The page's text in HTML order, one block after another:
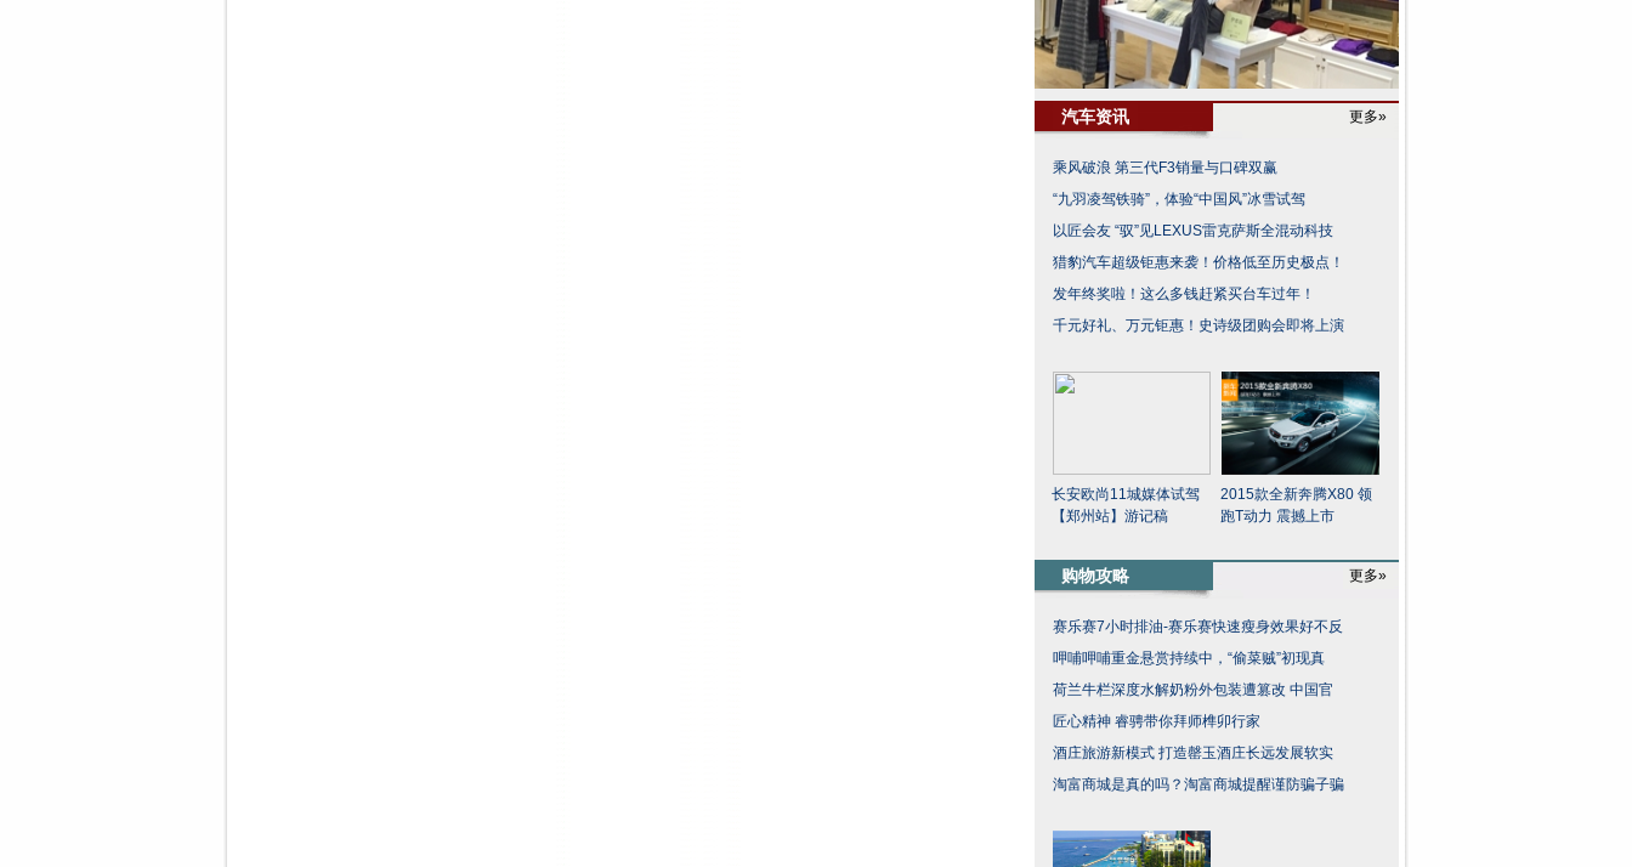
汽车资讯 更多»
乘风破浪 第三代F3销量与口碑双赢
“九羽凌驾铁骑”，体验“中国风”冰雪试驾
以匠会友 “驭”见LEXUS雷克萨斯全混动科技
猎豹汽车超级钜惠来袭！价格低至历史极点！
发年终奖啦！这么多钱赶紧买台车过年！
千元好礼、万元钜惠！史诗级团购会即将上演
长安欧尚11城媒体试驾
【郑州站】游记稿
2015款全新奔腾X80 领
跑T动力 震撼上市
购物攻略 更多»
赛乐赛7小时排油-赛乐赛快速瘦身效果好不反
呷哺呷哺重金悬赏持续中，“偷菜贼”初现真
荷兰牛栏深度水解奶粉外包装遭篡改 中国官
匠心精神 睿骋带你拜师榫卯行家
酒庄旅游新模式 打造罄玉酒庄长远发展软实
淘富商城是真的吗？淘富商城提醒谨防骗子骗